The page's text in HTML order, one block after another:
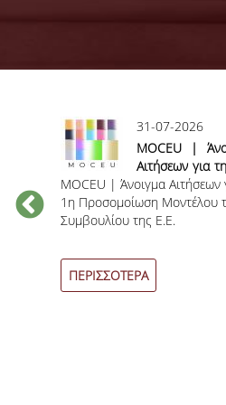
31-07-2026
MOCEU |
Αιτήσεων για
Προσομοίωση
Μοντέλου
Συμβουλίου της
MOCEU | Άνοιγμα Αιτήσεων
1η Προσομοίωση Μοντέλου
Συμβουλίου της Ε.Ε.
ΠΕΡΙΣΣΟΤΕΡΑ